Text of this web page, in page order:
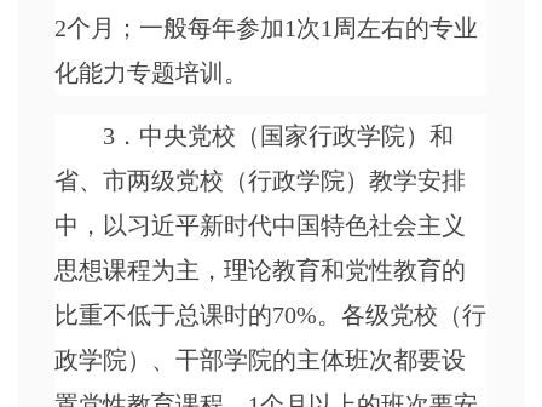
2个月；一般每年参加1次1周左右的专业
化能力专题培训。
3．中央党校（国家行政学院）和
省、市两级党校（行政学院）教学安排
中，以习近平新时代中国特色社会主义
思想课程为主，理论教育和党性教育的
比重不低于总课时的70%。各级党校（行
政学院）、干部学院的主体班次都要设